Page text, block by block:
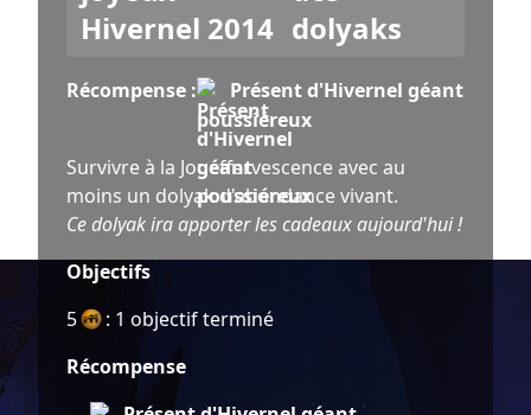
dolyaks
Récompense :
Présent d'Hivernel géant
poussiéreux
Survivre à la Joueffervescence avec au
moins un dolyak d'abondance vivant.
Ce dolyak ira apporter les cadeaux aujourd'hui !
Objectifs
5
: 1 objectif terminé
Récompense